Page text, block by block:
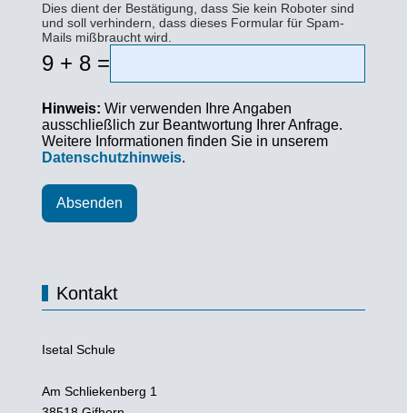
Dies dient der Bestätigung, dass Sie kein Roboter sind
und soll verhindern, dass dieses Formular für Spam-
Mails mißbraucht wird.
9 + 8 =
Hinweis: Wir verwenden Ihre Angaben
ausschließlich zur Beantwortung Ihrer Anfrage.
Weitere Informationen finden Sie in unserem
Datenschutzhinweis.
Absenden
Kontakt
Isetal Schule
Am Schliekenberg 1